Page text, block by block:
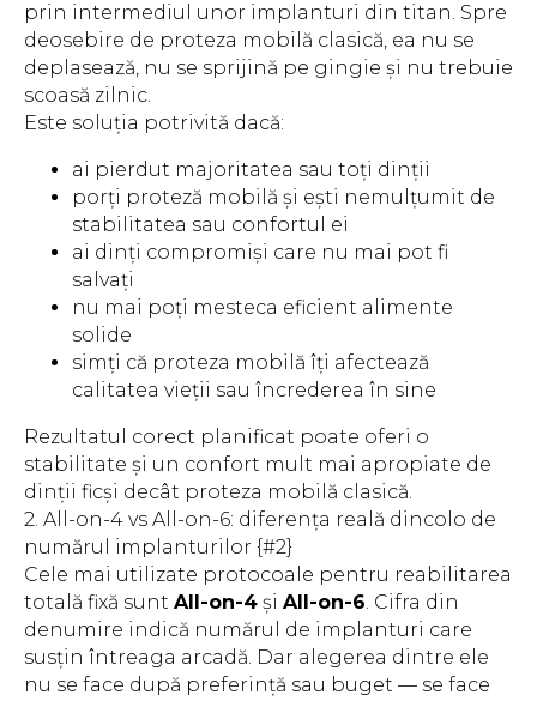
prin intermediul unor implanturi din titan. Spre
deosebire de proteza mobilă clasică, ea nu se
deplasează, nu se sprijină pe gingie și nu trebuie
scoasă zilnic.
Este soluția potrivită dacă:
ai pierdut majoritatea sau toți dinții
porți proteză mobilă și ești nemulțumit de
stabilitatea sau confortul ei
ai dinți compromiși care nu mai pot fi
salvați
nu mai poți mesteca eficient alimente
solide
simți că proteza mobilă îți afectează
calitatea vieții sau încrederea în sine
Rezultatul corect planificat poate oferi o
stabilitate și un confort mult mai apropiate de
dinții ficși decât proteza mobilă clasică.
2. All-on-4 vs All-on-6: diferența reală dincolo de
numărul implanturilor {#2}
Cele mai utilizate protocoale pentru reabilitarea
totală fixă sunt All-on-4 și All-on-6. Cifra din
denumire indică numărul de implanturi care
susțin întreaga arcadă. Dar alegerea dintre ele
nu se face după preferință sau buget — se face